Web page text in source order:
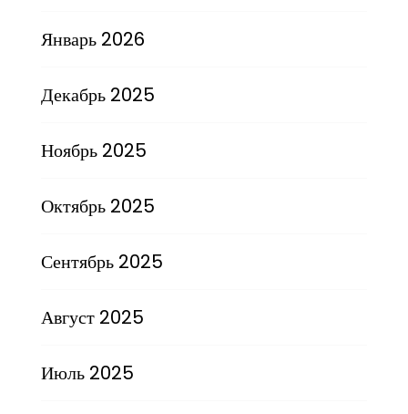
Январь 2026
Декабрь 2025
Ноябрь 2025
Октябрь 2025
Сентябрь 2025
Август 2025
Июль 2025